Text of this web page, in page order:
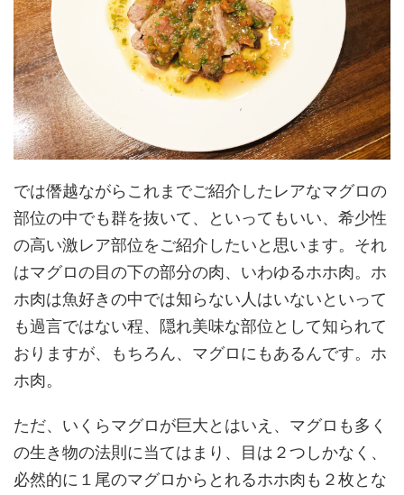
では僭越ながらこれまでご紹介したレアなマグロの
部位の中でも群を抜いて、といってもいい、希少性
の高い激レア部位をご紹介したいと思います。それ
はマグロの目の下の部分の肉、いわゆるホホ肉。ホ
ホ肉は魚好きの中では知らない人はいないといって
も過言ではない程、隠れ美味な部位として知られて
おりますが、もちろん、マグロにもあるんです。ホ
ホ肉。
ただ、いくらマグロが巨大とはいえ、マグロも多く
の生き物の法則に当てはまり、目は２つしかなく、
必然的に１尾のマグロからとれるホホ肉も２枚とな